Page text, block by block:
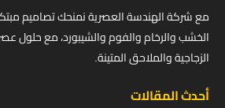
مع شركة الهندسة العصرية نمنحك تصاميم
الخشب والرخام والفوم والشيبورد، مع حلول
الزجاجية والملاحق المتينة.
أحدث المقالات